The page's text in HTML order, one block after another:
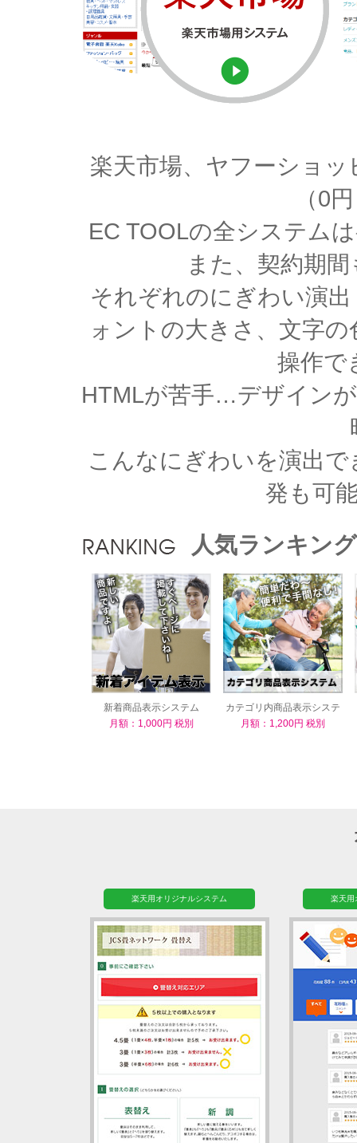
楽天市場、ヤフーショ
（0
EC TOOLの全システム
また、契約期
それぞれのにぎわい演
ォントの大きさ、文字
操作で
HTMLが苦手…デザイン
こんなにぎわいを演出
発も可
人気ランキング
新着商品表示システム
月額：1,000円 税別
カテゴリ内商品表示システ
ム
月額：1,200円 税別
楽天用オリジナルシステム 楽天用